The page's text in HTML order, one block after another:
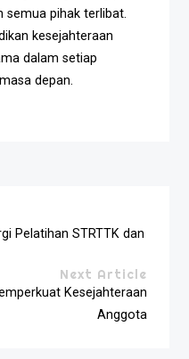
semua pihak terlibat.
kesejahteraan
dalam setiap
depan.
Pelatihan STRTTK dan
Next Article
Kesejahteraan
Anggota